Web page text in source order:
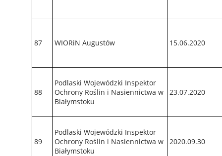
87 WIORiN Augustów 15.06.2020
88
Podlaski Wojewódzki Inspektor
Ochrony Roślin i Nasiennictwa w
Białymstoku
23.07.2020
89
Podlaski Wojewódzki Inspektor
Ochrony Roślin i Nasiennictwa w
Białymstoku
2020.09.30